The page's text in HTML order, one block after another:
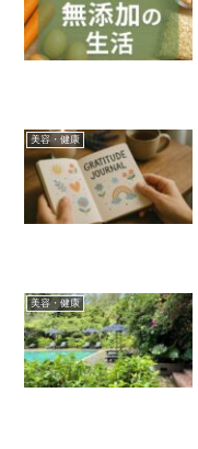
美容・健康
美容・健康